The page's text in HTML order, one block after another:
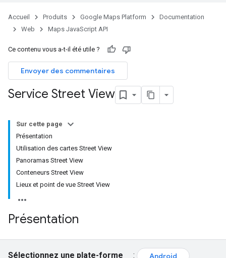
Accueil Produits Google Maps Platform
Documentation
Web
Maps JavaScript API
Ce contenu vous a-t-il été utile ?
Envoyer des commentaires
Service Street View
Sur cette page
Présentation
Utilisation des cartes Street View
Panoramas Street View
Conteneurs Street View
Lieux et point de vue Street View
Présentation
Sélectionnez une plate-forme :
Android